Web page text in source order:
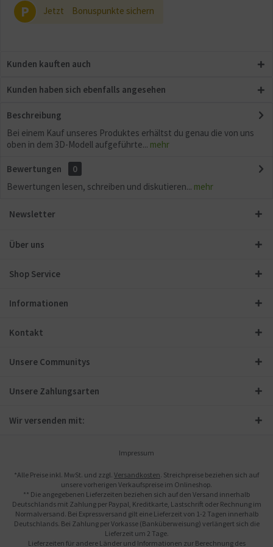
P Jetzt Bonuspunkte sichern
Kunden kauften auch
Kunden haben sich ebenfalls angesehen
Beschreibung
Bei einem Kauf unseres Produktes erhältst du genau die von uns
oben in dem 3D-Modell aufgeführte... mehr
Bewertungen
0
Bewertungen lesen, schreiben und diskutieren... mehr
Newsletter
Über uns
Shop Service
Informationen
Kontakt
Unsere Communitys
Unsere Zahlungsarten
Wir versenden mit:
Impressum
*Alle Preise inkl. MwSt. und zzgl. Versandkosten. Streichpreise beziehen sich auf
unsere vorherigen Verkaufspreise im Onlineshop.
** Die angegebenen Lieferzeiten beziehen sich auf den Versand innerhalb
Deutschlands mit Zahlung per Paypal, Kreditkarte, Lastschrift oder Rechnung im
Normalversand. Bei Expressversand gilt eine Lieferzeit von 1-2 Tagen innerhalb
Deutschlands. Bei Zahlung per Vorkasse (Banküberweisung) verlängert sich die
Lieferzeit um 2 Tage.
Lieferzeiten für andere Länder und Informationen zur Berechnung des